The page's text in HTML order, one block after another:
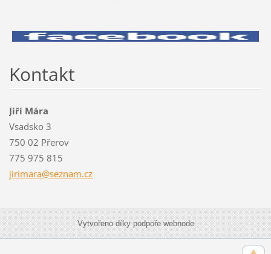
Kontakt
Jiří Mára
Vsadsko 3
750 02 Přerov
775 975 815
jirimara@seznam.cz
Vytvořeno díky podpoře webnode